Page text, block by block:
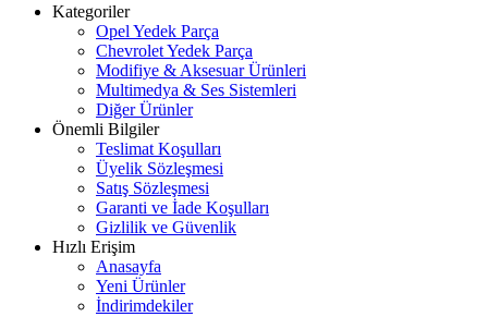
Kategoriler
Opel Yedek Parça
Chevrolet Yedek Parça
Modifiye & Aksesuar Ürünleri
Multimedya & Ses Sistemleri
Diğer Ürünler
Önemli Bilgiler
Teslimat Koşulları
Üyelik Sözleşmesi
Satış Sözleşmesi
Garanti ve İade Koşulları
Gizlilik ve Güvenlik
Hızlı Erişim
Anasayfa
Yeni Ürünler
İndirimdekiler